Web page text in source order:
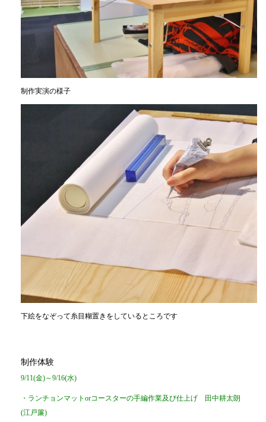
制作実演の様子
下絵をなぞって糸目糊置きをしているところです
制作体験
9/11(金)～9/16(水)
・ランチョンマットorコースターの手編作業及び仕上げ 田中耕太朗
(江戸簾)